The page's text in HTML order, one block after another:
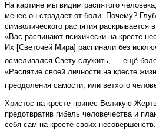
На картине мы видим распятого
менее он страдает от боли. Почему?
символического распятия
«Вас распинают психически на кресте
Их [Светочей Мира] распинали без
осмеливался Свету служить, — ещё
«Распятие своей личности на кресте
преодоления самости, или ветхого
Христос на кресте принёс Великую
предотвратив гибель человечества и
себя сам на кресте своих